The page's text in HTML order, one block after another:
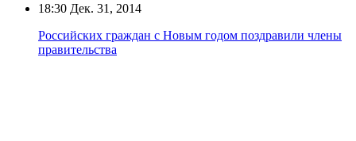
18:30 Дек. 31, 2014
Российских граждан с Новым годом поздравили члены
правительства